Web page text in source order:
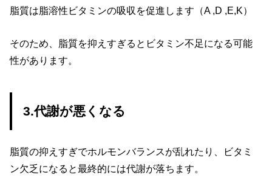
脂質は脂溶性ビタミンの吸収を促進します（A ,D ,E,K）
そのため、脂質を抑えすぎるとビタミン不足になる可能
性があります。
3.代謝が悪くなる
脂質の抑えすぎでホルモンバランスが乱れたり、ビタミ
ン欠乏になると最終的には代謝が落ちます。